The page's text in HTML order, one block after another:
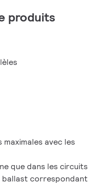
produits
avec les
que dans les circuits
ballast correspondant